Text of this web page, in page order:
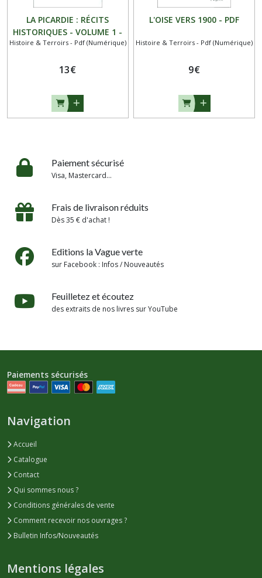
LA PICARDIE : RÉCITS
HISTORIQUES - VOLUME 1 -
PDF
Histoire & Terroirs - Pdf (Numérique)
13€
L'OISE VERS 1900 - PDF
Histoire & Terroirs - Pdf (Numérique)
9€
Paiement sécurisé
Visa, Mastercard...
Frais de livraison réduits
Dès 35 € d'achat !
Editions la Vague verte
sur Facebook : Infos / Nouveautés
Feuilletez et écoutez
des extraits de nos livres sur YouTube
Paiements sécurisés
Navigation
Accueil
Catalogue
Contact
Qui sommes nous ?
Conditions générales de vente
Comment recevoir nos ouvrages ?
Bulletin Infos/Nouveautés
Mentions légales